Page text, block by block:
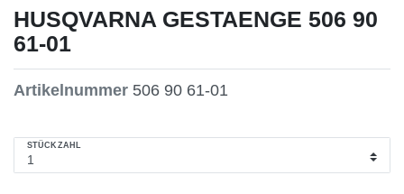
HUSQVARNA GESTAENGE 506 90
61-01
Artikelnummer 506 90 61-01
STÜCKZAHL